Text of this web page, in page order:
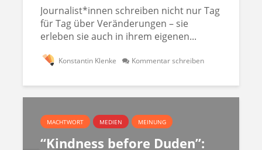
Journalist*innen schreiben nicht nur Tag
für Tag über Veränderungen – sie
erleben sie auch in ihrem eigenen...
Konstantin Klenke Kommentar schreiben
MACHTWORT MEDIEN MEINUNG
“Kindness before Duden”: